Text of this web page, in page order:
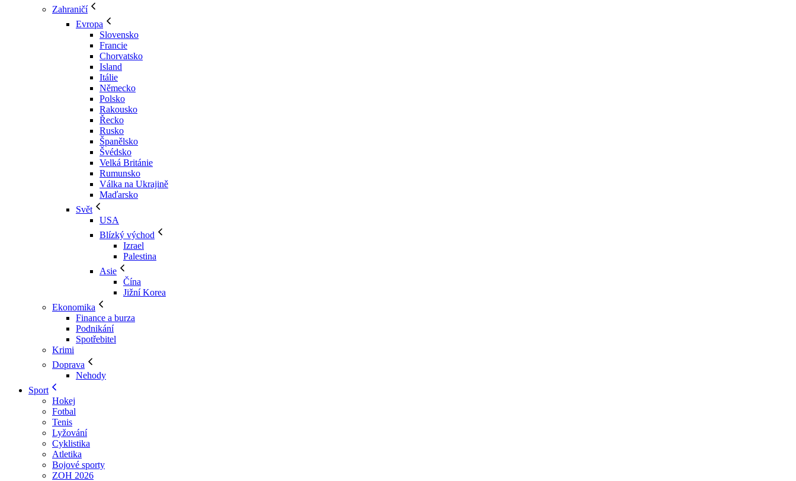
Zahraničí
Evropa
Slovensko
Francie
Chorvatsko
Island
Itálie
Německo
Polsko
Rakousko
Řecko
Rusko
Španělsko
Švédsko
Velká Británie
Rumunsko
Válka na Ukrajině
Maďarsko
Svět
USA
Blízký východ
Izrael
Palestina
Asie
Čína
Jižní Korea
Ekonomika
Finance a burza
Podnikání
Spotřebitel
Krimi
Doprava
Nehody
Sport
Hokej
Fotbal
Tenis
Lyžování
Cyklistika
Atletika
Bojové sporty
ZOH 2026